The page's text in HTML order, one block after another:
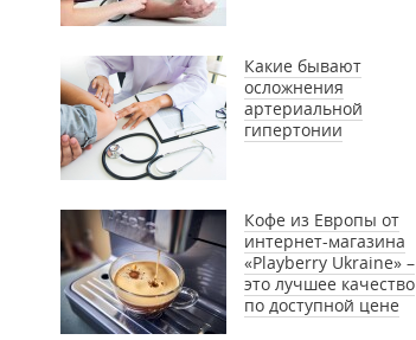
Какие бывают
осложнения
артериальной
гипертонии
Кофе из Европы от
интернет-магазина
«Playberry Ukraine» –
это лучшее качество
по доступной цене